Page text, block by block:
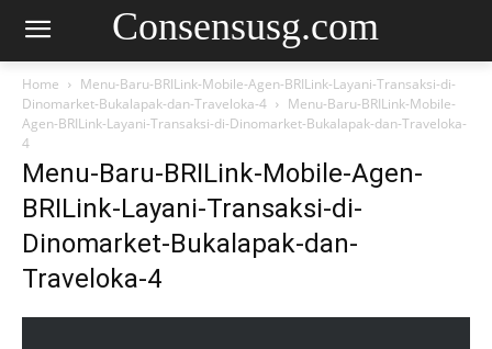
Consensusg.com
Home
Menu-Baru-BRILink-Mobile-Agen-BRILink-Layani-Transaksi-di-
Dinomarket-Bukalapak-dan-Traveloka-4
Menu-Baru-BRILink-Mobile-
Agen-BRILink-Layani-Transaksi-di-Dinomarket-Bukalapak-dan-Traveloka-
4
Menu-Baru-BRILink-Mobile-Agen-
BRILink-Layani-Transaksi-di-
Dinomarket-Bukalapak-dan-
Traveloka-4